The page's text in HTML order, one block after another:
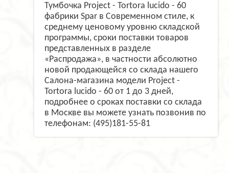
Тумбочка Project - Tortora lucido - 60
фабрики Spar в Современном стиле, к
среднему ценовому уровню складской
программы, сроки поставки товаров
представленных в разделе
«Распродажа», в частности абсолютно
новой продающейся со склада нашего
Салона-магазина модели Project -
Tortora lucido - 60 от 1 до 3 дней,
подробнее о сроках поставки со склада
в Москве вы можете узнать позвонив по
телефонам: (495)181-55-81